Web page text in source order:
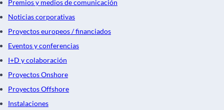
Premios y medios de comunicación
Noticias corporativas
Proyectos europeos / financiados
Eventos y conferencias
I+D y colaboración
Proyectos Onshore
Proyectos Offshore
Instalaciones